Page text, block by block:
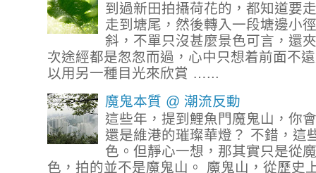
到過新田拍攝荷花的，都知道要
走到塘尾，然後轉入一段塘邊小
斜，不單只沒甚麼景色可言，還
次途經都是怱怱而過，心中只想着前面不
以用另一種目光來欣賞 …...
魔鬼本質 @ 潮流反動
這些年，提到鯉魚門魔鬼山，你
還是維港的璀璨華燈？ 不錯，這
色。但靜心一想，那其實只是從
色，拍的並不是魔鬼山。 魔鬼山，從歷史